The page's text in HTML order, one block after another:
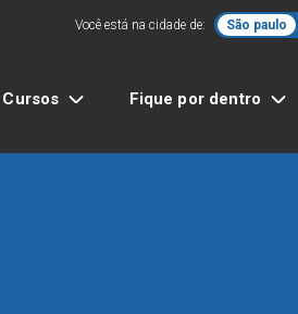
Você está na cidade de: São paulo
Cursos Fique por dentro